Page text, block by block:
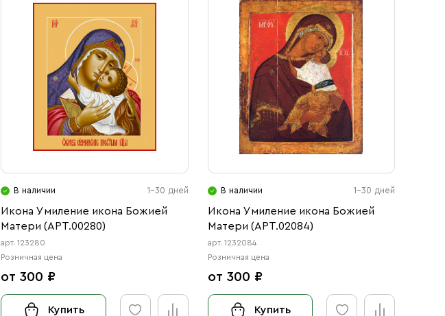
В наличии 1-30 дней
Икона Умиление икона Божией
Матери (АРТ.00280)
арт. 123280
Розничная цена
от 300 ₽
Купить
В наличии 1-30 дней
Икона Умиление икона Божией
Матери (АРТ.02084)
арт. 1232084
Розничная цена
от 300 ₽
Купить